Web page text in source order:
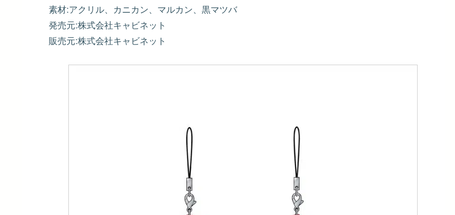
素材:アクリル、カニカン、マルカン、黒マツバ
発売元:株式会社キャビネット
販売元:株式会社キャビネット